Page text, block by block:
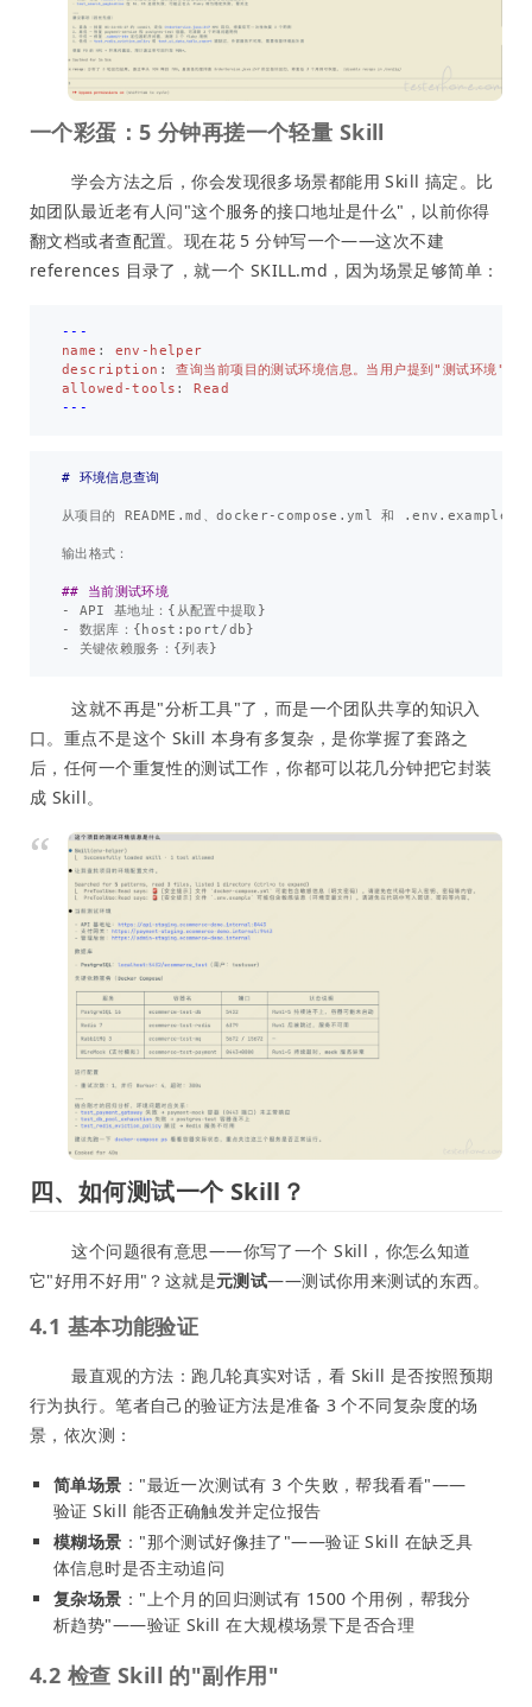
一个彩蛋：5 分钟再搓一个轻量 Skill
学会方法之后，你会发现很多场景都能用 Skill 搞定。比
如团队最近老有人问"这个服务的接口地址是什么"，以前你得
翻文档或者查配置。现在花 5 分钟写一个——这次不建
references 目录了，就一个 SKILL.md，因为场景足够简单：
---
name :
env-helper
description :
查询当前项目的测试环境信息。当用户提到"测试环境"
allowed-tools :
Read
---
# 环境信息查询
从项目的 README.md、docker-compose.yml 和 .env.example 中
输出格式：
## 当前测试环境
-
-
-
这就不再是"分析工具"了，而是一个团队共享的知识入
口。重点不是这个 Skill 本身有多复杂，是你掌握了套路之
后，任何一个重复性的测试工作，你都可以花几分钟把它封装
成 Skill。
四、如何测试一个 Skill？
这个问题很有意思——你写了一个 Skill，你怎么知道
它"好用不好用"？这就是元测试——测试你用来测试的东西。
4.1 基本功能验证
最直观的方法：跑几轮真实对话，看 Skill 是否按照预期
行为执行。笔者自己的验证方法是准备 3 个不同复杂度的场
景，依次测：
简单场景 ："最近一次测试有 3 个失败，帮我看看"——
验证 Skill 能否正确触发并定位报告
模糊场景 ："那个测试好像挂了"——验证 Skill 在缺乏具
体信息时是否主动追问
复杂场景 ："上个月的回归测试有 1500 个用例，帮我分
析趋势"——验证 Skill 在大规模场景下是否合理
4.2 检查 Skill 的"副作用"